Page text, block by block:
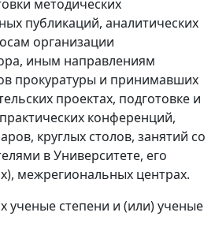
методических
публикаций, аналитических
организации
иным направлениям
прокуратуры и принимавших
проектах, подготовке и
конференций,
круглых столов, занятий со
в Университете, его
межрегиональных центрах.
ученые степени и (или) ученые